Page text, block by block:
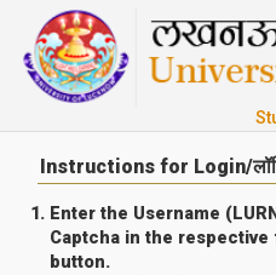
Instructions for Login/
Enter the Username
Captcha in the
button.